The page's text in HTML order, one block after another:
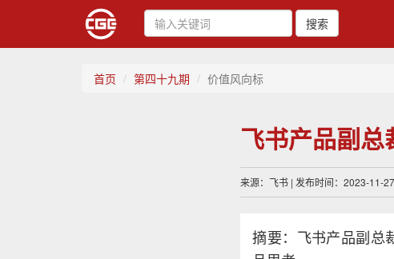
搜索
首页 第四十九期 价值风向标
飞书产品副
来源：飞书 | 发布时间：2023-11-27
摘要：飞书产品副总